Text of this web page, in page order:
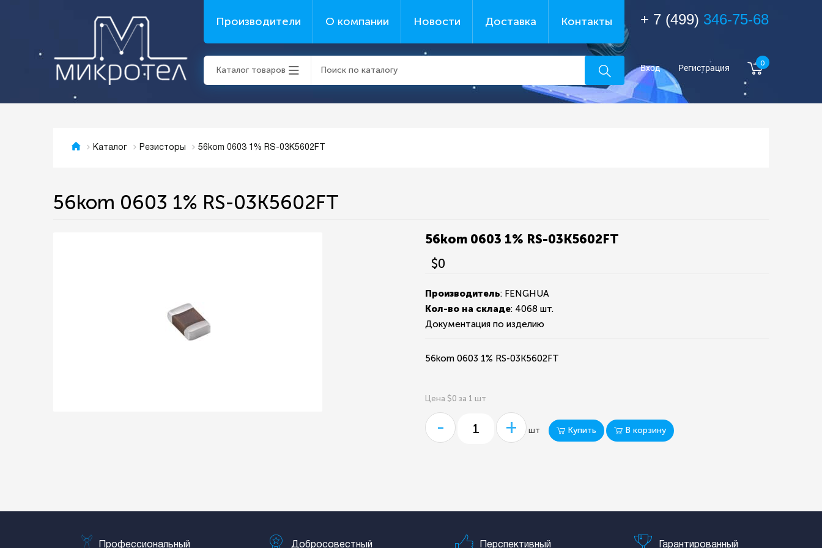
Производители О компании Новости Доставка Контакты
Каталог товаров
+ 7 (499) 346-75-68
Вход Регистрация 0
Каталог Резисторы 56kom 0603 1% RS-03K5602FT
56kom 0603 1% RS-03K5602FT
56kom 0603 1% RS-03K5602FT
$0
Производитель: FENGHUA
Кол-во на складе: 4068 шт.
Документация по изделию
56kom 0603 1% RS-03K5602FT
Цена $0 за 1 шт
- + шт Купить В корзину
Профессиональный Добросовестный Перспективный Гарантированный